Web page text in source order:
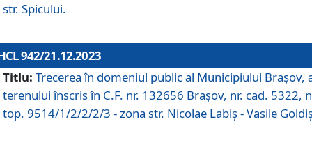
str. Spicului.
942/21.12.2023
Titlu: Trecerea în domeniul public al Municipiului Braşov,
terenului înscris în C.F. nr. 132656 Brașov, nr. cad. 5322,
top. 9514/1/2/2/2/3 - zona str. Nicolae Labiș - Vasile